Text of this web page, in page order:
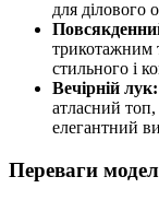
для ділового
трикотажним
стильного і
Вечірній лук:
атласний топ,
елегантний
Переваги